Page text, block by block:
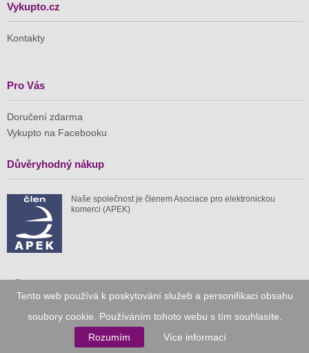
Tento web používá k poskytování služeb a personifikaci obsahu
soubory cookie. Používáním tohoto webu s tím souhlasíte.
Rozumím
Více informací
Vykupto.cz
Kontakty
Pro Vás
Doručení zdarma
Vykupto na Facebooku
Důvěryhodný nákup
Naše společnost je členem Asociace pro elektronickou
komerci (APEK)
Již od roku 2010
59 tis. 1 511 mil.
ušetřeno nákupy